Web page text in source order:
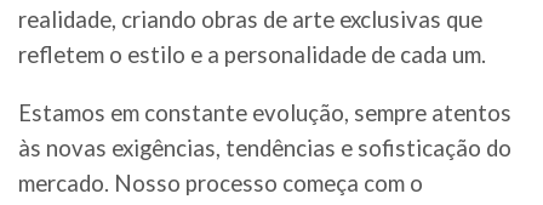
realidade, criando obras de arte exclusivas que
refletem o estilo e a personalidade de cada um.
Estamos em constante evolução, sempre atentos
às novas exigências, tendências e sofisticação do
mercado. Nosso processo começa com o